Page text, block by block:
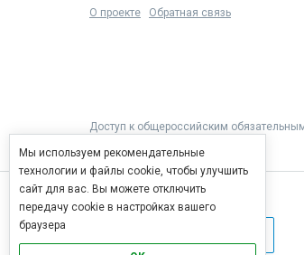
О проекте
Обратная связь
Доступ к общероссийским
Мы используем рекомендательные
технологии и файлы cookie, чтобы улучшить
сайт для вас. Вы можете отключить
передачу cookie в настройках вашего
браузера